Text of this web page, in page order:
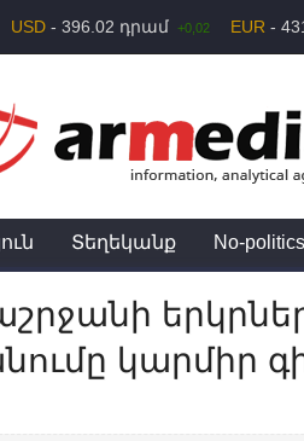
USD - 396.02 դրամ +0,02 EUR -
Տեղեկանք No-politics
կարմիր